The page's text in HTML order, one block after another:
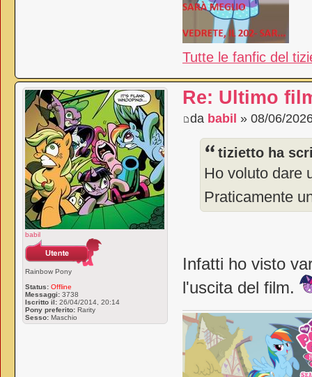
Tutte le fanfic del
Re: Ultimo
da babil » 08/06/
tizietto ha
Ho voluto dare
Praticamente
Infatti ho visto
l'uscita del film.
babil
Rainbow Pony
Status: Offline
Messaggi: 3738
Iscritto il: 26/04/2014, 20:14
Pony preferito: Rarity
Sesso: Maschio